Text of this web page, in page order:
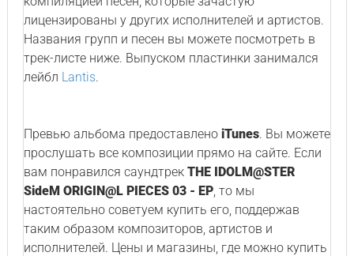
лицензированы у других исполнителей и артистов.
Названия групп и песен вы можете посмотреть в
трек-листе ниже. Выпуском пластинки занимался
лейбл Lantis.
Превью альбома предоставлено iTunes. Вы можете
прослушать все композиции прямо на сайте. Если
вам понравился саундтрек THE IDOLM@STER
SideM ORIGIN@L PIECES 03 - EP, то мы
настоятельно советуем купить его, поддержав
таким образом композиторов, артистов и
исполнителей. Цены и магазины, где можно купить